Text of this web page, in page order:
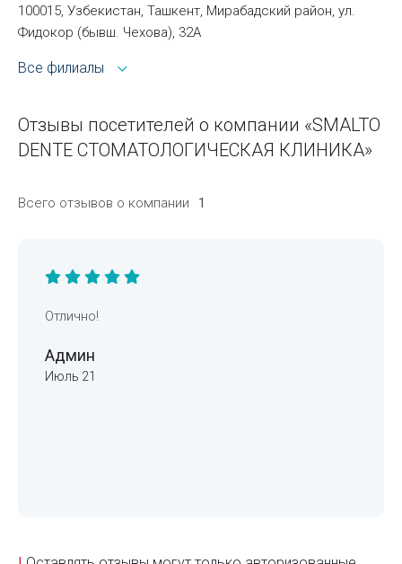
100015, Узбекистан, Ташкент, Мирабадский район, ул.
Фидокор (бывш. Чехова), 32А
Все филиалы
Отзывы посетителей о компании «SMALTO
DENTE СТОМАТОЛОГИЧЕСКАЯ КЛИНИКА»
Всего отзывов о компании 1
Отлично!
Админ
Июль 21